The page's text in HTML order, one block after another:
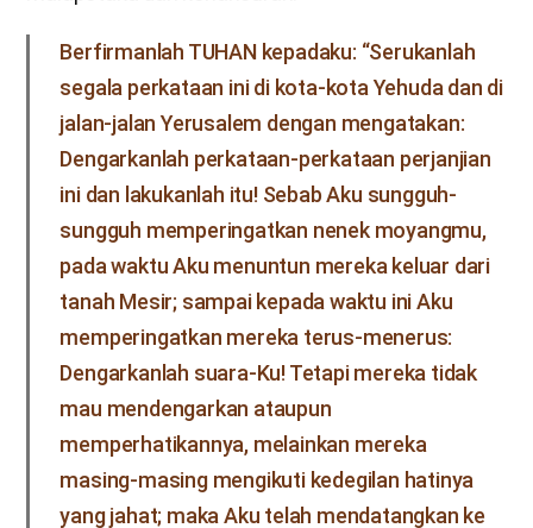
Berfirmanlah TUHAN kepadaku: “Serukanlah
segala perkataan ini di kota-kota Yehuda dan di
jalan-jalan Yerusalem dengan mengatakan:
Dengarkanlah perkataan-perkataan perjanjian
ini dan lakukanlah itu! Sebab Aku sungguh-
sungguh memperingatkan nenek moyangmu,
pada waktu Aku menuntun mereka keluar dari
tanah Mesir; sampai kepada waktu ini Aku
memperingatkan mereka terus-menerus:
Dengarkanlah suara-Ku! Tetapi mereka tidak
mau mendengarkan ataupun
memperhatikannya, melainkan mereka
masing-masing mengikuti kedegilan hatinya
yang jahat; maka Aku telah mendatangkan ke